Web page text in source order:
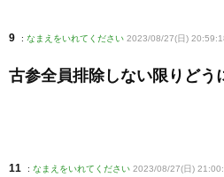
9 : なまえをいれてください 2023/08/27(日)
古参全員排除しない限りどう
11 : なまえをいれてください 2023/08/27(日)